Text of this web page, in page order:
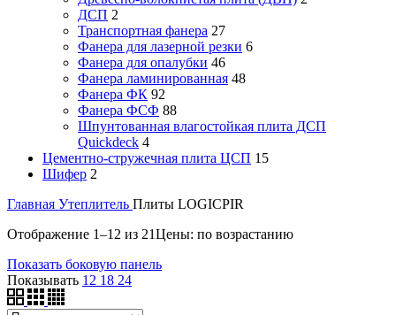
ДСП 2
Транспортная фанера 27
Фанера для лазерной резки 6
Фанера для опалубки 46
Фанера ламинированная 48
Фанера ФК 92
Фанера ФСФ 88
Шпунтованная влагостойкая плита ДСП
Quickdeck 4
Цементно-стружечная плита ЦСП 15
Шифер 2
Главная Утеплитель Плиты LOGICPIR
Отображение 1–12 из 21Цены: по возрастанию
Показать боковую панель
Показывать 12 18 24